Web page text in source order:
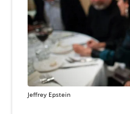
Jeffrey Epstein